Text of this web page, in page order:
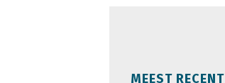
MEEST RECENT